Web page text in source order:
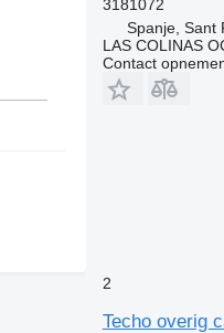
3181072
Spanje, Sant
LAS COLINAS
Contact
2
Techo overig